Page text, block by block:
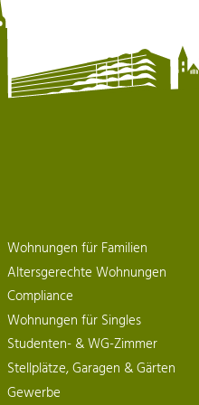
Wohnungen für Familien
Altersgerechte Wohnungen
Compliance
Wohnungen für Singles
Studenten- & WG-Zimmer
Stellplätze, Garagen & Gärten
Gewerbe